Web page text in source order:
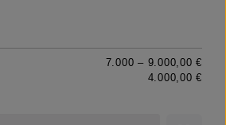
7.000 – 9.000,00 €
4.000,00 €